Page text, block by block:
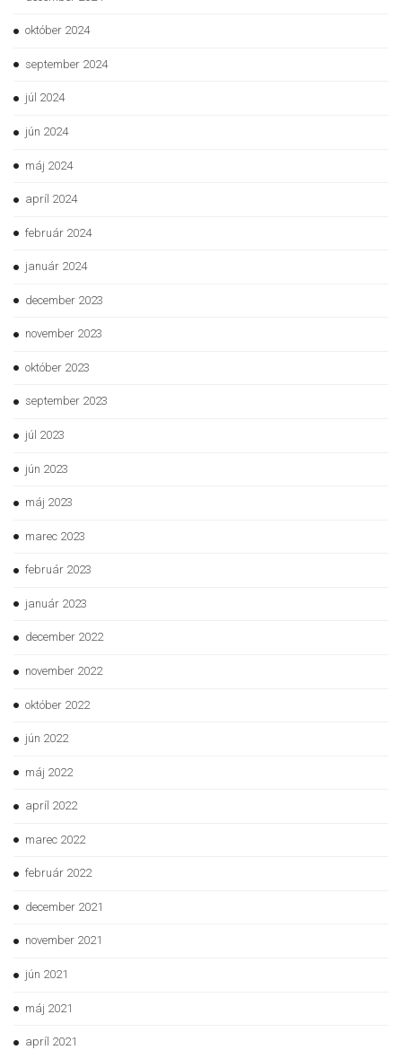
október 2024
september 2024
júl 2024
jún 2024
máj 2024
apríl 2024
február 2024
január 2024
december 2023
november 2023
október 2023
september 2023
júl 2023
jún 2023
máj 2023
marec 2023
február 2023
január 2023
december 2022
november 2022
október 2022
jún 2022
máj 2022
apríl 2022
marec 2022
február 2022
december 2021
november 2021
jún 2021
máj 2021
apríl 2021